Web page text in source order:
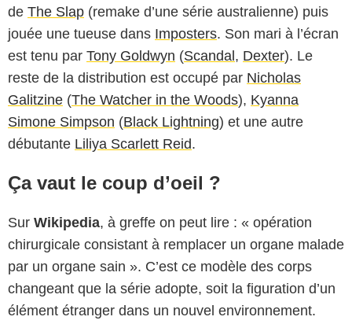
de The Slap (remake d’une série australienne) puis
jouée une tueuse dans Imposters. Son mari à l’écran
est tenu par Tony Goldwyn (Scandal , Dexter). Le
reste de la distribution est occupé par Nicholas
Galitzine (The Watcher in the Woods), Kyanna
Simone Simpson (Black Lightning) et une autre
débutante Liliya Scarlett Reid.
Ça vaut le coup d’oeil ?
Sur Wikipedia, à greffe on peut lire : « opération
chirurgicale consistant à remplacer un organe malade
par un organe sain ». C’est ce modèle des corps
changeant que la série adopte, soit la figuration d’un
élément étranger dans un nouvel environnement.